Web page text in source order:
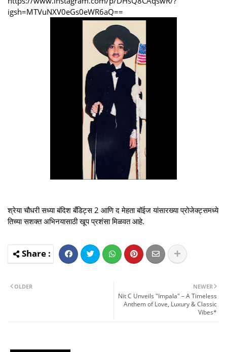
igsh=MTVuNXV0eGs0eWR6aQ==
श्रेया चौधरी सध्या बंदिश बँडिट्स 2 आणि द मेहता बॉईज यांसारख्या प्रोजेक्ट्समध्ये
तिच्या सशक्त अभिनयासाठी खूप प्रशंसा मिळवत आहे.
NEWER
Nit C Unveils "Impala" – A Timeless
Anthem of Love, Luxury & Classic
Vibes*
OLDER